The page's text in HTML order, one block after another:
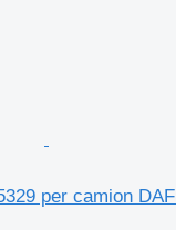
per camion